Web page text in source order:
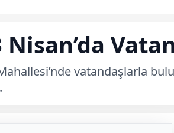
vatandaşlarla